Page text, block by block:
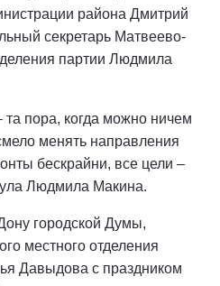
района Дмитрий
секретарь Матвеево-
партии Людмила
пора, когда можно ничем
менять направления
бескрайни, все цели –
Людмила Макина.
городской Думы,
местного отделения
Давыдова с праздником